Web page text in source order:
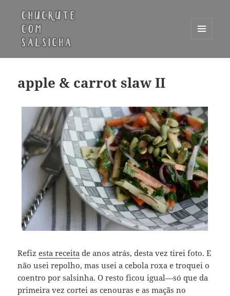
WIDGETS
apple & carrot slaw II
Refizesta receita de anos atrás, desta vez tirei foto. E
não usei repolho, mas usei a cebola roxa e troquei o
coentro por salsinha. O resto ficou igual—só que da
primeira vez cortei as cenouras e as maçãs no